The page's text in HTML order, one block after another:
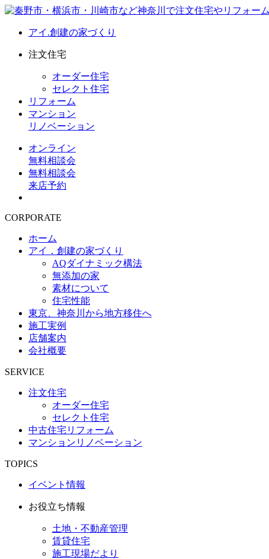
アイ.創建の家づくり
注文住宅
オーダー住宅
セレクト住宅
リフォーム
マンション
リノベーション
オンライン
無料相談会
無料相談会
来店予約
CORPORATE
ホーム
アイ．創建の家づくり
AQダイナミック構法
無添加の家
素材について
住宅性能
東京、神奈川から地方移住へ
施工実例
店舗案内
会社概要
SERVICE
注文住宅
オーダー住宅
セレクト住宅
中古住宅リフォーム
マンションリノベーション
TOPICS
イベント情報
お役立ち情報
土地・不動産管理
賃貸住宅
施工現場だより